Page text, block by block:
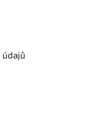
údajů